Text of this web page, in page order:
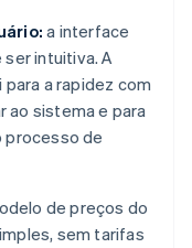
a interface
intuitiva. A
a rapidez com
ao sistema e para
processo de
de preços do
sem tarifas